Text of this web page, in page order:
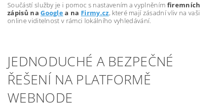
Součástí služby je i pomoc s nastavením a vyplněním firemních
zápisů naGooglea na Firmy.cz, které mají zásadní vliv na vaši
online viditelnost v rámci lokálního vyhledávání.
JEDNODUCHÉ A BEZPEČNÉ
ŘEŠENÍ NA PLATFORMĚ
WEBNODE